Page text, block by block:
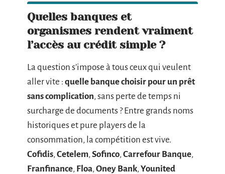
Quelles banques et
organismes rendent vraiment
l’accès au crédit simple ?
La question s’impose à tous ceux qui veulent
aller vite : quelle banque choisir pour un prêt
sans complication, sans perte de temps ni
surcharge de documents ? Entre grands noms
historiques et pure players de la
consommation, la compétition est vive.
Cofidis,Cetelem,Sofinco,Carrefour Banque,
Franfinance, Floa,Oney Bank,Younited